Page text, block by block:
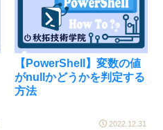
【PowerShell】変数の値
がnullかどうかを判定する
方法
2022.12.31